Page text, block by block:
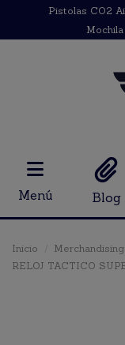
Pistolas CO2
Menú Blog
Inicio Merchandising
RELOJ TACTICO